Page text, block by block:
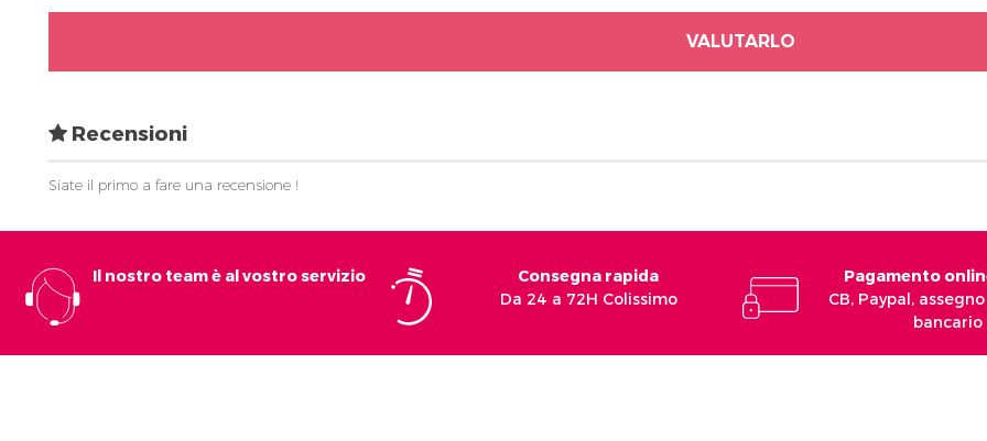
VALUTARLO
Recensioni
Siate il primo a fare una recensione !
Il nostro team è al vostro servizio
Consegna rapida
Da 24 a 72H Colissimo
Pagamento
CB, Paypal,
bancario